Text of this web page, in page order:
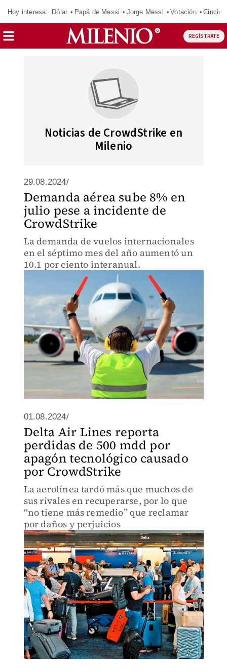
Hoy interesa: Dólar Papá de Messi Jorge Messi Votación
REGÍSTRATE
Noticias de CrowdStrike en
Milenio
29.08.2024/
Demanda aérea sube 8% en
julio pese a incidente de
CrowdStrike
La demanda de vuelos internacionales
en el séptimo mes del año aumentó un
10.1 por ciento interanual.
01.08.2024/
Delta Air Lines reporta
perdidas de 500 mdd por
apagón tecnológico causado
por CrowdStrike
La aerolínea tardó más que muchos de
sus rivales en recuperarse, por lo que
“no tiene más remedio” que reclamar
por daños y perjuicios